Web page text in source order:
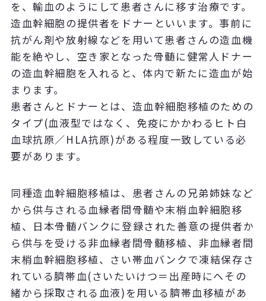
を、輸血のようにして患者さんに移す治療です。
造血幹細胞の提供者をドナーといいます。事前に
抗がん剤や放射線などを用いて患者さんの造血機
能を絶やし、空き家となった骨髄に健常人ドナー
の造血幹細胞を入れると、体内で新たに造血が始
まります。
患者さんとドナーとは、造血幹細胞移植のための
タイプ(血液型ではなく、免疫にかかわるヒト白
血球抗原／HLA抗原)がある程度一致している必
要があります。
同種造血幹細胞移植は、患者さんの兄弟姉妹など
から供与される血縁者間骨髄や末梢血幹細胞移
植、日本骨髄バンクに登録された善意の提供者か
ら供与を受ける非血縁者間骨髄移植、非血縁者間
末梢血幹細胞移植、さい帯血バンクで凍結保存さ
れている臍帯血(さいたいけつ＝出産時にへその
緒から採取される血液)を用いる臍帯血移植があ